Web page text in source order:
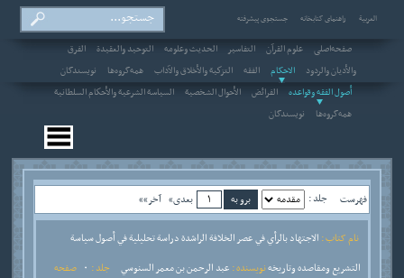
العربیة راهنمای کتابخانه جستجوی پیشرفته
صفحه‌اصلی علوم القرآن التفاسير الحديث وعلومه التوحيد والعقيدة
الفرق
والأديان والردود
الاحکام الفقه التزكية والأخلاق والآداب همه‌گروه‌ها
نویسندگان
أصول الفقه وقواعده
الفرائض الأحوال الشخصية
السياسة الشرعية والأحكام السلطانية
همه‌گروه‌ها
نویسندگان
فهرست جلد : بعدی» آخر»»
نام کتاب : الاجتهاد بالرأي في عصر الخلافة الراشدة دراسة تحليلية في أصول سياسة
التشريع ومقاصده وتاريخهنویسنده : عبد الرحمن بن معمر السنوسي جلد :
صفحه